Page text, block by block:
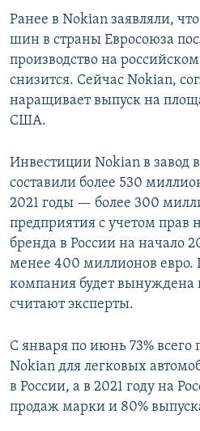
Ранее в Nokian заявляли,
шин в страны Евросоюза
производство на
снизится. Сейчас Nokian,
наращивает выпуск на
США.
Инвестиции Nokian в завод
составили более 530
2021 годы — более 300
предприятия с учетом прав
бренда в России на начало
менее 400 миллионов евро.
компания будет вынуждена
считают эксперты.
С января по июнь 73% всего
Nokian для легковых
в России, а в 2021 году на
продаж марки и 80%